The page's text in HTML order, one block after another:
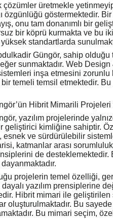
çözümler üretmekle
özgünlüğü göstermektedir.
onu tam donanımlı bir
bir köprü kurmakta ve bu
standartlarda
Güngör, sahip olduğu
sunmaktadır. Web
inşa etmesini zorunlu
bir temeli temsil etmektedir.
Hibrit Mimarili
yazılım projelerinde
geliştirici kimliğine sahiptir.
esnek ve sürdürülebilir
katmanlar arası sorumluluk
de desteklemektedir.
projelerin temel özelliği,
yazılım prensiplerine
Hibrit mimari ile
oluşturulmaktadır. Bu
Bu mimari seçim,